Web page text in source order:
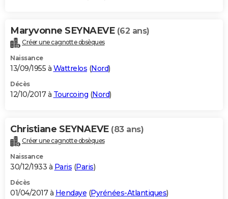
Maryvonne SEYNAEVE (62 ans)
Créer une cagnotte obsèques
Naissance
13/09/1955 à Wattrelos (Nord)
Décès
12/10/2017 à Tourcoing (Nord)
Christiane SEYNAEVE (83 ans)
Créer une cagnotte obsèques
Naissance
30/12/1933 à Paris (Paris)
Décès
01/04/2017 à Hendaye (Pyrénées-Atlantiques)